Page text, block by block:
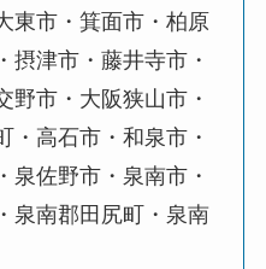
東市・箕面市・柏原
摂津市・藤井寺市・
野市・大阪狭山市・
・高石市・和泉市・
泉佐野市・泉南市・
泉南郡田尻町・泉南